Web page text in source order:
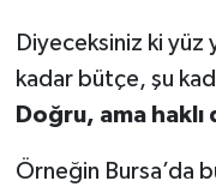
Diyeceksiniz ki yüz
kadar bütçe, şu
Doğru, ama
Örneğin Bursa’da